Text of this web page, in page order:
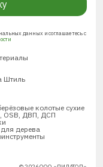
данных и соглашаетесь с
Штиль
колотые сухие
OSB, ДВП, ДСП
дерева